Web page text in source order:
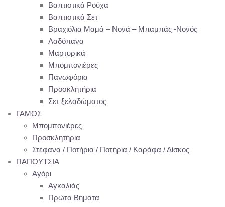
Βαπτιστικά Ρούχα
Βαπτιστικά Σετ
Βραχιόλια Μαμά – Νονά – Μπαμπάς -Νονός
Λαδόπανα
Μαρτυρικά
Μπομπονιέρες
Πανωφόρια
Προσκλητήρια
Σετ ξελαδώματος
ΓΑΜΟΣ
Μπομπονιέρες
Προσκλητήρια
Στέφανα / Ποτήρια / Ποτήρια / Καράφα / Δίσκος
ΠΑΠΟΥΤΣΙΑ
Αγόρι
Αγκαλιάς
Πρώτα Βήματα